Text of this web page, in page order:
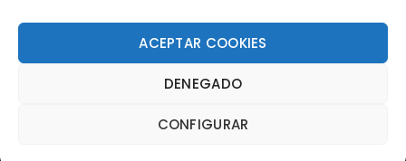
ACEPTAR COOKIES
DENEGADO
CONFIGURAR
DOCUMENTACIÓN
reservados. | La Mejor Tienda de Dardos y Dianas de